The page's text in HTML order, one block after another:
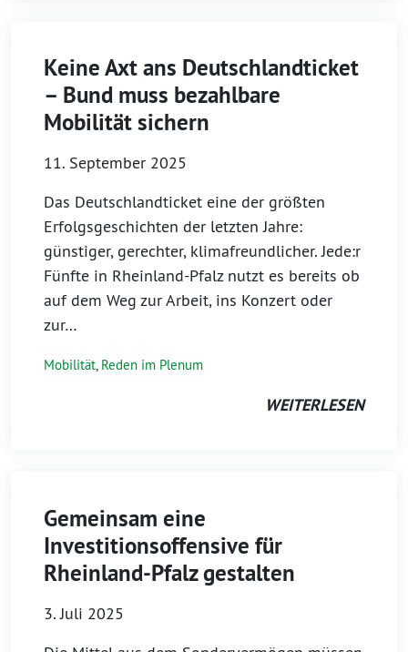
Keine Axt ans Deutschlandticket
– Bund muss bezahlbare
Mobilität sichern
11. September 2025
Das Deutschlandticket eine der größten
Erfolgsgeschichten der letzten Jahre:
günstiger, gerechter, klimafreundlicher. Jede:r
Fünfte in Rheinland-Pfalz nutzt es bereits ob
auf dem Weg zur Arbeit, ins Konzert oder
zur…
Mobilität, Reden im Plenum
WEITERLESEN
Gemeinsam eine
Investitionsoffensive für
Rheinland-Pfalz gestalten
3. Juli 2025